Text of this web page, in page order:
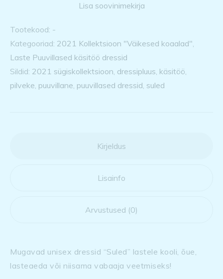
Lisa soovinimekirja
Tootekood: -
Kategooriad: 2021 Kollektsioon "Väikesed koaalad",
Laste Puuvillased käsitöö dressid
Sildid: 2021 sügiskollektsioon, dressipluus, käsitöö,
pilveke, puuvillane, puuvillased dressid, suled
Kirjeldus
Lisainfo
Arvustused (0)
Mugavad unisex dressid “Suled” lastele kooli, õue,
lasteaeda või niisama vabaaja veetmiseks!